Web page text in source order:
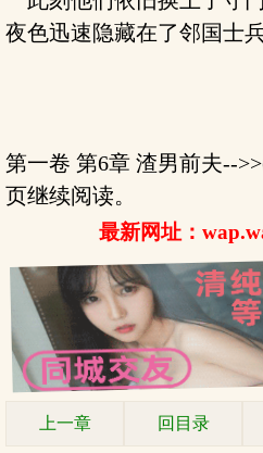
夜色迅速隐藏在了邻国士
第一卷 第6章 渣男前夫--
页继续阅读。
最新网址：
上一章 回目录